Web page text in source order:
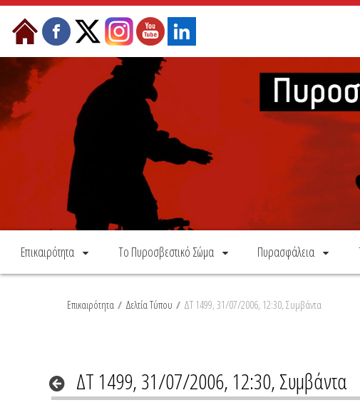
Skip to Content
Επικαιρότητα Το Πυροσβεστικό Σώμα Πυρασφάλεια
Επικαιρότητα / Δελτία Τύπου / ΔΤ 1499, 31/07/2006, 12:30, Συμβάντα
ΔΤ 1499, 31/07/2006, 12:30, Συμβάντα